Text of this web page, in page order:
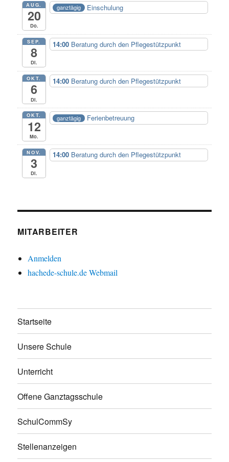
AUG.
20
Do.
ganztägig Einschulung
SEP.
8
Di.
14:00 Beratung durch den Pflegestützpunkt
OKT.
6
Di.
14:00 Beratung durch den Pflegestützpunkt
OKT.
12
Mo.
ganztägig Ferienbetreuung
NOV.
3
Di.
14:00 Beratung durch den Pflegestützpunkt
MITARBEITER
Anmelden
hachede-schule.de Webmail
Startseite
Unsere Schule
Unterricht
Offene Ganztagsschule
SchulCommSy
Stellenanzeigen